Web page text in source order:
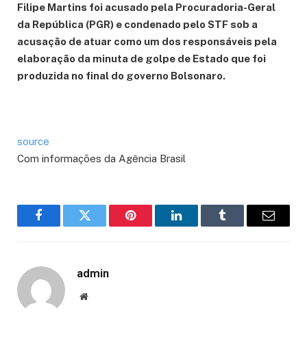
Filipe Martins foi acusado pela Procuradoria-Geral
da República (PGR) e condenado pelo STF sob a
acusação de atuar como um dos responsáveis pela
elaboração da minuta de golpe de Estado que foi
produzida no final do governo Bolsonaro.
source
Com informações da Agência Brasil
FacebookTwitter Pinterest LinkedInTumblr Email
admin
Website